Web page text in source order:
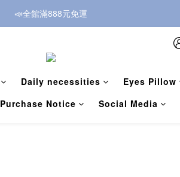
📣全館滿888元免運
Daily necessities Eyes Pillow
Purchase Notice Social Media